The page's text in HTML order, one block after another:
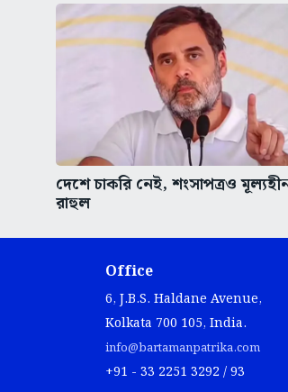
দেশে চাকরি নেই, শংসাপত্রও
রাহুল
Office
6, J.B.S. Haldane Avenue,
Kolkata 700 105, India.
info@bartamanpatrika.com
+91 - 33 2251 3292 / 93